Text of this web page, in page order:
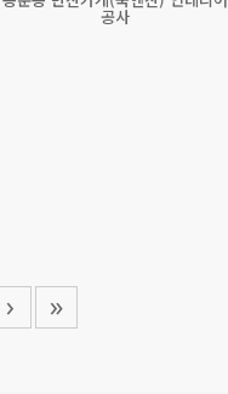
공사
› »